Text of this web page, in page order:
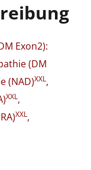
Exon2):
(DM
(NAD)XXL,
XXL,
XXL,